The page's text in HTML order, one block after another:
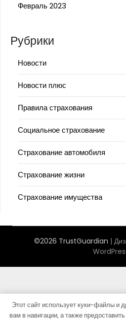
Февраль 2023
Рубрики
Новости
Новости плюс
Правила страхования
Социальное страхование
Страхование автомобиля
Страхование жизни
Страхование имущества
©2026 TrustGuardian |
Этот сайт использует куки-файлы и
вам в навигации, а также